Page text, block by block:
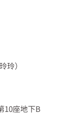
玲）
10座地下B